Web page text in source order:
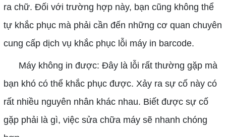
ra chữ. Đối với trường hợp này, bạn cũng không thể
tự khắc phục mà phải cần đến những cơ quan chuyên
cung cấp dịch vụ khắc phục lỗi máy in barcode.
Máy không in được: Đây là lỗi rất thường gặp mà
bạn khó có thể khắc phục được. Xảy ra sự cố này có
rất nhiều nguyên nhân khác nhau. Biết được sự cố
gặp phải là gì, việc sửa chữa máy sẽ nhanh chóng